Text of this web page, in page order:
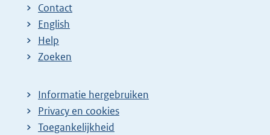
Contact
English
Help
Zoeken
Informatie hergebruiken
Privacy en cookies
Toegankelijkheid